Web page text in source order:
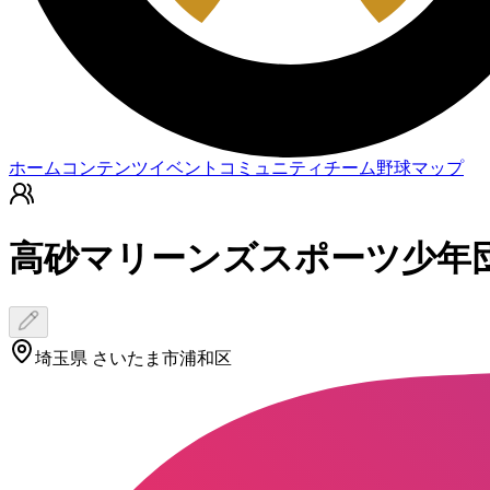
ホーム コンテンツイベント コミュニティチーム野球マップ
高砂マリーンズスポーツ少年
埼玉県 さいたま市浦和区